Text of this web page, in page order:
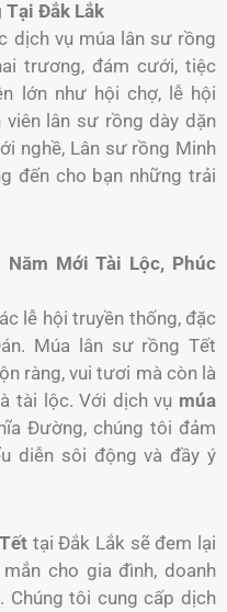
Tại Đắk Lắk
dịch vụ múa lân sư rồng
trương, đám cưới, tiệc
lớn như hội chợ, lễ hội
lân sư rồng dày dặn
nghề, Lân sư rồng Minh
đến cho bạn những trải
Mới Tài Lộc, Phúc
lễ hội truyền thống, đặc
Múa lân sư rồng Tết
ràng, vui tươi mà còn là
tài lộc. Với dịch vụ múa
Đường, chúng tôi đảm
diễn sôi động và đầy ý
tại Đắk Lắk sẽ đem lại
cho gia đình, doanh
Chúng tôi cung cấp dịch